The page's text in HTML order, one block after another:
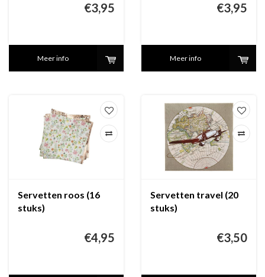
€3,95
Meer info
€3,95
Meer info
Servetten roos (16
stuks)
€4,95
Servetten travel (20
stuks)
€3,50